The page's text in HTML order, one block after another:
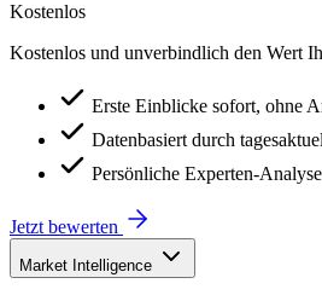
Kostenlos
Kostenlos und unverbindlich den Wert
Erste Einblicke sofort, ohne
Datenbasiert durch
Persönliche Experten-
Jetzt bewerten
Market Intelligence